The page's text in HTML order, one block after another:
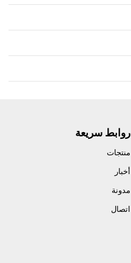
روابط سريعة
منتجات
أخبار
مدونة
اتصال